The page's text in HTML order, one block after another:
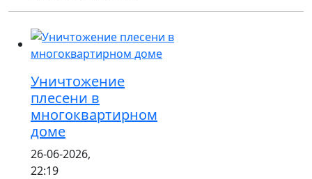
Уничтожение
плесени в
многоквартирном
доме
26-06-2026,
22:19